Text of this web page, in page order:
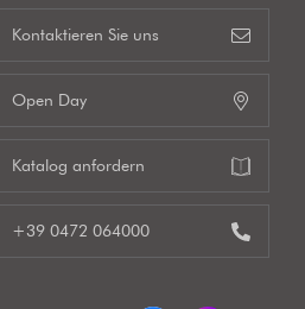
Kontaktieren Sie uns
Open Day
Katalog anfordern
+39 0472 064000